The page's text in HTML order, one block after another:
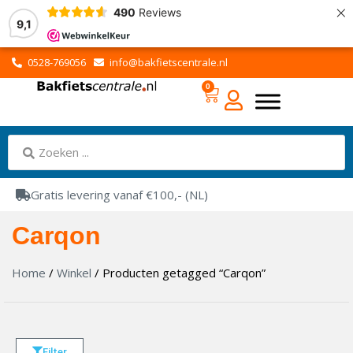
9,1
490 Reviews ×
0528-769056 info@bakfietscentrale.nl
0
Gratis levering vanaf €100,- (NL)
Carqon
Home / Winkel / Producten getagged “Carqon”